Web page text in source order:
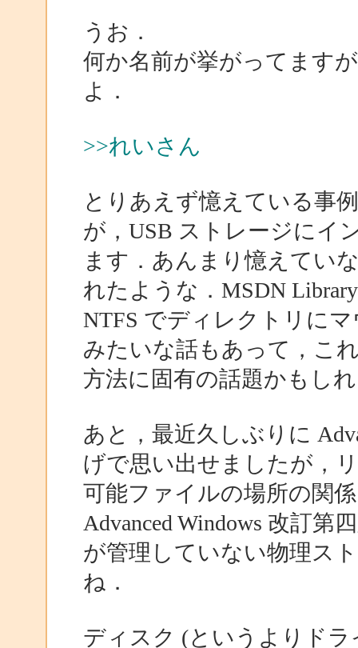
うお．
何か名前が挙がってます
よ．
>>れいさん
とりあえず憶えている事
が，USB ストレージにイ
ます．あんまり憶えてい
れたような．MSDN
NTFS でディレクトリに
みたいな話もあって，こ
方法に固有の話題かもし
あと，最近久しぶりに
げで思い出せましたが，
可能ファイルの場所の関
Advanced Windows 改訂第
が管理していない物理ス
ね．
ディスク (というよりド